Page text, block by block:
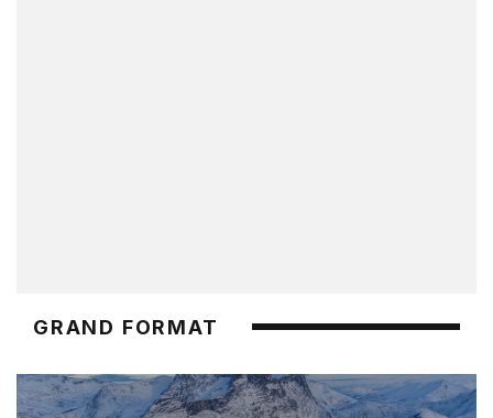
GRAND FORMAT